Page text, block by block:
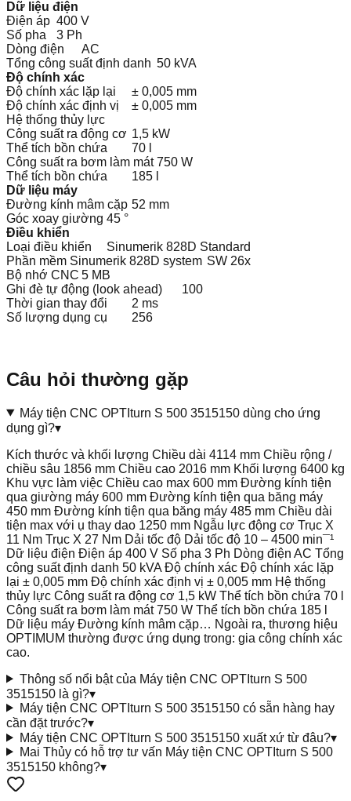
Dữ liệu điện
Điện áp 400 V
Số pha
3 Ph
Dòng điện
AC
Tổng công suất định danh 50 kVA
Độ chính xác
Độ chính xác lặp lại
± 0,005 mm
Độ chính xác định vị
± 0,005 mm
Hệ thống thủy lực
Công suất ra động cơ 1,5 kW
Thể tích bồn chứa
70 l
Công suất ra bơm làm mát 750 W
Thể tích bồn chứa
185 l
Dữ liệu máy
Đường kính mâm cặp 52 mm
Góc xoay giường 45 °
Điều khiển
Loại điều khiển
Sinumerik 828D Standard
Phần mềm Sinumerik 828D system SW 26x
Bộ nhớ CNC 5 MB
Ghi đè tự động (look ahead)
100
Thời gian thay đổi
2 ms
Số lượng dụng cụ
256
Câu hỏi thường gặp
Máy tiện CNC OPTIturn S 500 3515150 dùng cho ứng
dụng gì?▾
Kích thước và khối lượng Chiều dài 4114 mm Chiều rộng /
chiều sâu 1856 mm Chiều cao 2016 mm Khối lượng 6400 kg
Khu vực làm việc Chiều cao max 600 mm Đường kính tiện
qua giường máy 600 mm Đường kính tiện qua băng máy
450 mm Đường kính tiện qua băng máy 485 mm Chiều dài
tiện max với ụ thay dao 1250 mm Ngẫu lực động cơ Trục X
11 Nm Trục X 27 Nm Dải tốc độ Dải tốc độ 10 – 4500 min¯¹
Dữ liệu điện Điện áp 400 V Số pha 3 Ph Dòng điện AC Tổng
công suất định danh 50 kVA Độ chính xác Độ chính xác lặp
lại ± 0,005 mm Độ chính xác định vị ± 0,005 mm Hệ thống
thủy lực Công suất ra động cơ 1,5 kW Thể tích bồn chứa 70 l
Công suất ra bơm làm mát 750 W Thể tích bồn chứa 185 l
Dữ liệu máy Đường kính mâm cặp… Ngoài ra, thương hiệu
OPTIMUM thường được ứng dụng trong: gia công chính xác
cao.
Thông số nổi bật của Máy tiện CNC OPTIturn S 500
3515150 là gì?▾
Máy tiện CNC OPTIturn S 500 3515150 có sẵn hàng hay
cần đặt trước?▾
Máy tiện CNC OPTIturn S 500 3515150 xuất xứ từ đâu?▾
Mai Thủy có hỗ trợ tư vấn Máy tiện CNC OPTIturn S 500
3515150 không?▾